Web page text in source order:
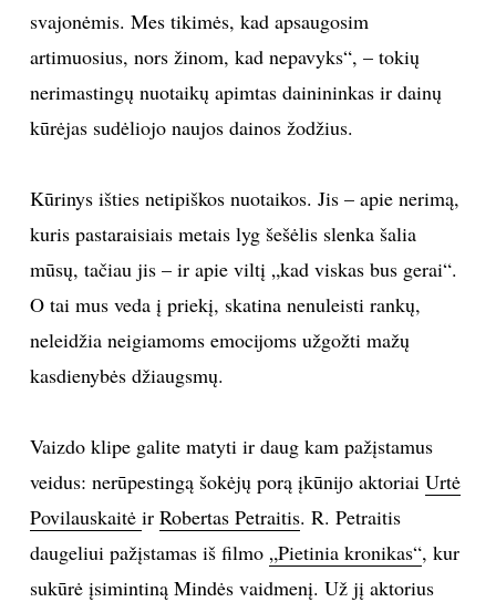
FOTOGRAFIJA
MENAS
ORAI
ĮDOMYBĖS
KNYGOS
INTERJERAS
NAMAI
VIRTUVĖ
svajonėmis. Mes tikimės, kad apsaugosim
artimuosius, nors žinom, kad nepavyks“, – tokių
nerimastingų nuotaikų apimtas dainininkas ir dainų
kūrėjas sudėliojo naujos dainos žodžius.
Kūrinys išties netipiškos nuotaikos. Jis – apie nerimą,
kuris pastaraisiais metais lyg šešėlis slenka šalia
mūsų, tačiau jis – ir apie viltį „kad viskas bus gerai“.
O tai mus veda į priekį, skatina nenuleisti rankų,
neleidžia neigiamoms emocijoms užgožti mažų
kasdienybės džiaugsmų.
Vaizdo klipe galite matyti ir daug kam pažįstamus
veidus: nerūpestingą šokėjų porą įkūnijo aktoriai Urtė
Povilauskaitė ir Robertas Petraitis. R. Petraitis
daugeliui pažįstamas iš filmo „Pietinia kronikas“, kur
sukūrė įsimintiną Mindės vaidmenį. Už jį aktorius